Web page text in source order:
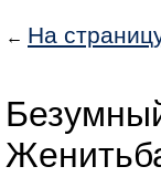
← На